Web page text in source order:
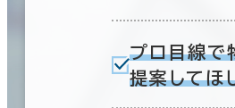
プロ目線で
提案してほ